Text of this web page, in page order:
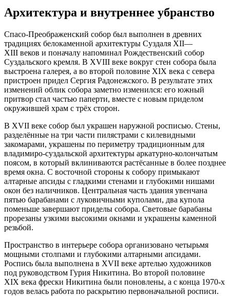
Архитектура и внутреннее убранство
Спасо-Преображенский собор был выполнен в древних
традициях белокаменной архитектуры Суздаля XII—
XIII веков и поначалу напоминал Рождественский собор
Суздальского кремля. В XVIII веке вокруг стен собора была
выстроена галерея, а во второй половине XIX века с севера
пристроен придел Сергия Радонежского. В результате этих
изменений облик собора заметно изменился: его южный
притвор стал частью паперти, вместе с новым приделом
окружившей храм с трёх сторон.
В XVII веке собор был украшен наружной росписью. Стены,
разделённые на три части пилястрами с килевидными
закомарами, украшены по периметру традиционным для
владимиро-суздальской архитектуры аркатурно-колончатым
поясом, в который вклиниваются растёсанные в более позднее
время окна. С восточной стороны к собору примыкают
алтарные апсиды с гладкими стенами и глубокими нишами
окон без наличников. Центральная часть здания увенчана
пятью барабанами с луковичными куполами, два купола
поменьше завершают приделы собора. Световые барабаны
прорезаны узкими высокими окнами и украшены каменной
резьбой.
Пространство в интерьере собора организовано четырьмя
мощными столпами и глубокими алтарными апсидами.
Роспись была выполнена в XVII веке артелью художников
под руководством Гурия Никитина. Во второй половине
XIX века фрески Никитина были поновлены, а с конца 1970-х
годов велась работа по раскрытию первоначальной росписи.